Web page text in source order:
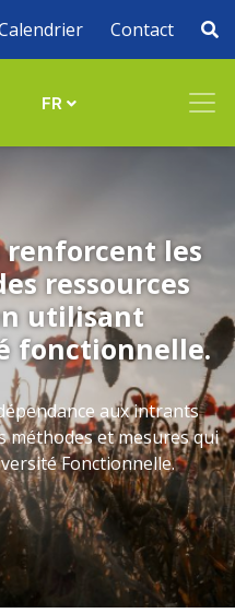
Contact
FR
les
ressources
utilisant
fonctionnelle.
aux intrants
méthodes et mesures qui
Fonctionnelle.